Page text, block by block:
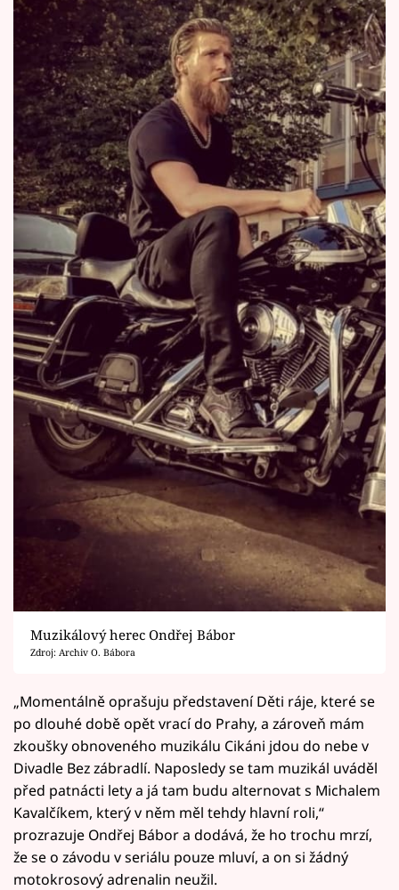
Muzikálový herec Ondřej Bábor
Zdroj: Archiv O. Bábora
„Momentálně oprašuju představení Děti ráje, které se
po dlouhé době opět vrací do Prahy, a zároveň mám
zkoušky obnoveného muzikálu Cikáni jdou do nebe v
Divadle Bez zábradlí. Naposledy se tam muzikál uváděl
před patnácti lety a já tam budu alternovat s Michalem
Kavalčíkem, který v něm měl tehdy hlavní roli,“
prozrazuje Ondřej Bábor a dodává, že ho trochu mrzí,
že se o závodu v seriálu pouze mluví, a on si žádný
motokrosový adrenalin neužil.